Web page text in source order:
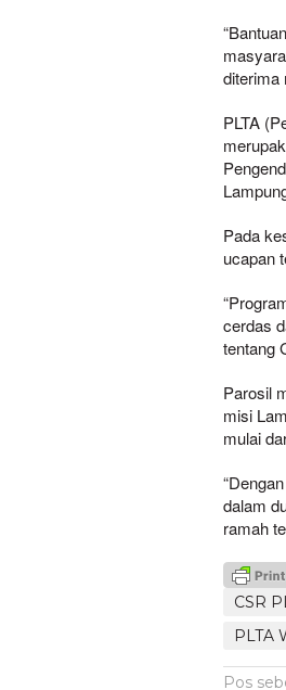
diterima
PLTA
Pada
ucapan
cerdas
tentang
Parosil
misi
mulai
dalam
ramah
CSR
PLTA
Pos